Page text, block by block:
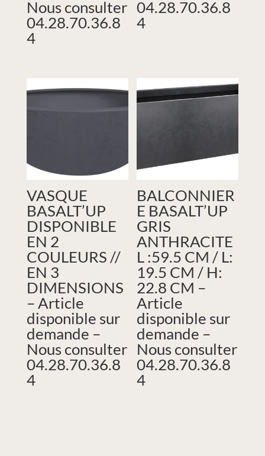
Nous consulter
04.28.70.36.8
4
04.28.70.36.8
4
VASQUE
BASALT’UP
DISPONIBLE
EN 2
COULEURS //
EN 3
DIMENSIONS
– Article
disponible sur
demande –
Nous consulter
04.28.70.36.8
4
BALCONNIER
E BASALT’UP
GRIS
ANTHRACITE
L :59.5 CM / L:
19.5 CM / H:
22.8 CM –
Article
disponible sur
demande –
Nous consulter
04.28.70.36.8
4